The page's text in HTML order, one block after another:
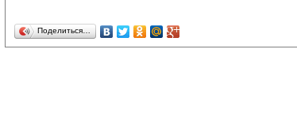
Поделиться…